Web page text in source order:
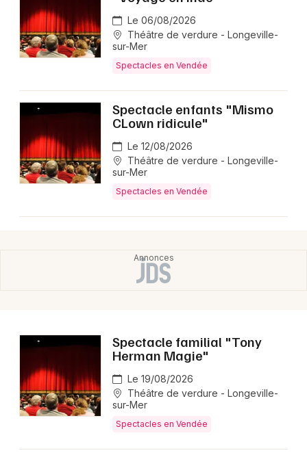
85 - Vendée
Choisir mes départements
Mon email
Le 06/08/2026
Théâtre de verdure - Longeville-
sur-Mer
Spectacles en Vendée
Spectacle enfants "Mismo
CLown ridicule"
Le 12/08/2026
Théâtre de verdure - Longeville-
sur-Mer
Spectacles en Vendée
Spectacle familial "Tony
Herman Magie"
Le 19/08/2026
Théâtre de verdure - Longeville-
sur-Mer
Spectacles en Vendée